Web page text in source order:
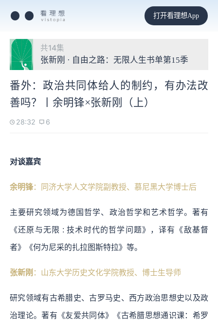
打开看理想App
共14集
张新刚 · 自由之路：无限人生书单第15季
番外：政治共同体给人的制约，有办法改
善吗？丨余明锋×张新刚（上）
28:32 6
对谈嘉宾
余明锋： 同济大学人文学院副教授、慕尼黑大学博士后
主要研究领域为德国哲学、政治哲学和艺术哲学。著有
《还原与无限 : 技术时代的哲学问题》，译有《敌基督
者》《何为尼采的扎拉图斯特拉》等。
张新刚 ： 山东大学历史文化学院教授、博士生导师
研究领域有古希腊史、古罗马史、西方政治思想史以及政
治理论。著有《友爱共同体》《古希腊思想通识课：希罗